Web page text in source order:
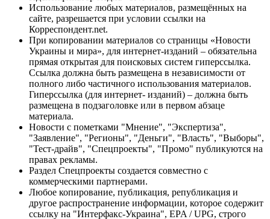
Использование любых материалов, размещённых на
сайте, разрешается при условии ссылки на
Корреспондент.net.
При копировании материалов со страницы «Новости
Украины и мира», для интернет-изданий – обязательна
прямая открытая для поисковых систем гиперссылка.
Ссылка должна быть размещена в независимости от
полного либо частичного использования материалов.
Гиперссылка (для интернет- изданий) – должна быть
размещена в подзаголовке или в первом абзаце
материала.
Новости с пометками "Мнение", "Экспертиза",
"Заявление", "Регионы", "Деньги", "Власть", "Выборы",
"Тест-драйв", "Спецпроекты", "Промо" публикуются на
правах рекламы.
Раздел Спецпроекты создается совместно с
коммерческими партнерами.
Любое копирование, публикация, републикация и
другое распространение информации, которое содержит
ссылку на "Интерфакс-Украина", EPA / UPG, строго